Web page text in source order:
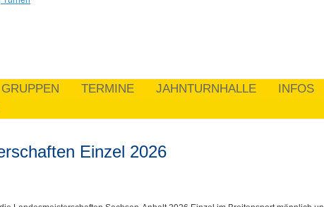
GRUPPEN TERMINE JAHNTURNHALLE INFOS
Einzel 2026